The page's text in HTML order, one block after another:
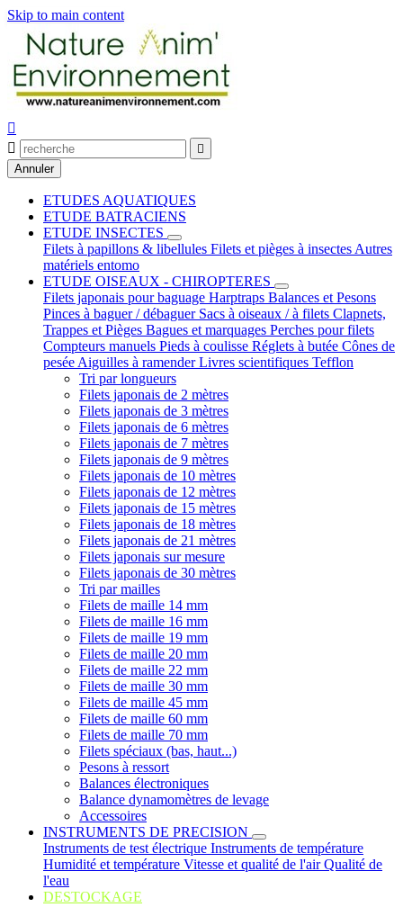
Skip to main content



Annuler
ETUDES AQUATIQUES
ETUDE BATRACIENS
ETUDE INSECTES
Filets à papillons & libellules Filets et pièges à insectes Autres
matériels entomo
ETUDE OISEAUX - CHIROPTERES
Filets japonais pour baguage Harptraps Balances et Pesons
Pinces à baguer / débaguer Sacs à oiseaux / à filets Clapnets,
Trappes et Pièges Bagues et marquages Perches pour filets
Compteurs manuels Pieds à coulisse Réglets à butée Cônes de
pesée Aiguilles à ramenderLivres scientifiques Tefflon
Tri par longueurs
Filets japonais de 2 mètres
Filets japonais de 3 mètres
Filets japonais de 6 mètres
Filets japonais de 7 mètres
Filets japonais de 9 mètres
Filets japonais de 10 mètres
Filets japonais de 12 mètres
Filets japonais de 15 mètres
Filets japonais de 18 mètres
Filets japonais de 21 mètres
Filets japonais sur mesure
Filets japonais de 30 mètres
Tri par mailles
Filets de maille 14 mm
Filets de maille 16 mm
Filets de maille 19 mm
Filets de maille 20 mm
Filets de maille 22 mm
Filets de maille 30 mm
Filets de maille 45 mm
Filets de maille 60 mm
Filets de maille 70 mm
Filets spéciaux (bas, haut...)
Pesons à ressort
Balances électroniques
Balance dynamomètres de levage
Accessoires
INSTRUMENTS DE PRECISION
Instruments de test électrique Instruments de température
Humidité et température Vitesse et qualité de l'airQualité de
l'eau
DESTOCKAGE